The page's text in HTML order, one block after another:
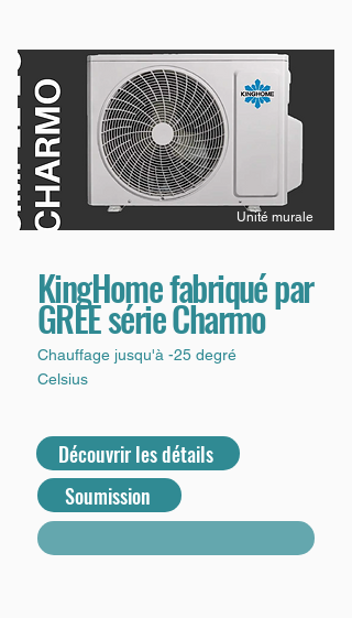
KingHome fabriqué par
GREE série Charmo
Chauffage jusqu'à -25 degré
Celsius
Découvrir les détails
Soumission
Unité murale